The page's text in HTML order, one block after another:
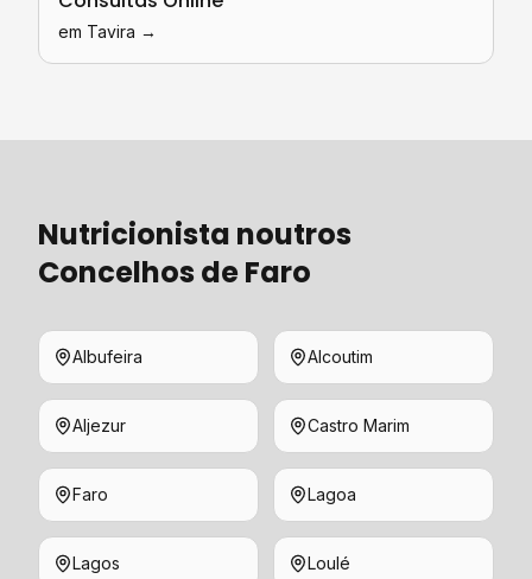
em Tavira →
Nutricionista noutros
Concelhos deFaro
Albufeira Alcoutim
Aljezur Castro Marim
Faro Lagoa
Lagos Loulé